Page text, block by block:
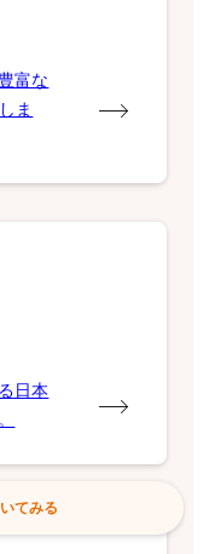
富な
ま
日本
てみる